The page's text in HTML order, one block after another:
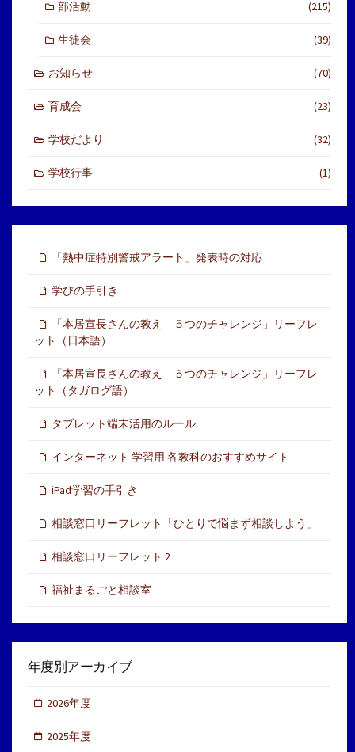
部活動 (215)
生徒会 (39)
お知らせ (70)
育成会 (23)
学校だより (32)
学校行事 (1)
「熱中症特別警戒アラート」発表時の対応
学びの手引き
「本居宣長さんの教え ５つのチャレンジ」リーフレ
ット（日本語）
「本居宣長さんの教え ５つのチャレンジ」リーフレ
ット（タガログ語）
タブレット端末活用のルール
インターネット 学習用 各教科のおすすめサイト
iPad学習の手引き
相談窓口リーフレット「ひとりで悩まず相談しよう」
相談窓口リーフレット 2
福祉まるごと相談室
年度別アーカイブ
2026年度
2025年度